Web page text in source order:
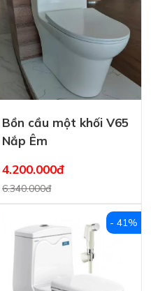
Bồn cầu một khối V65
Nắp Êm
4.200.000đ
6.340.000đ
- 41%